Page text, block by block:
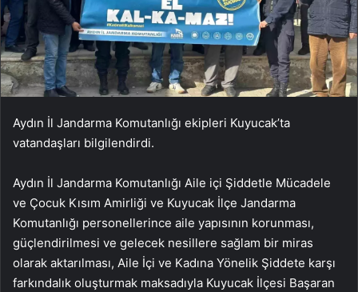
Aydın İl Jandarma Komutanlığı ekipleri Kuyucak’ta
vatandaşları bilgilendirdi.
Aydın İl Jandarma Komutanlığı Aile içi Şiddetle Mücadele
ve Çocuk Kısım Amirliği ve Kuyucak İlçe Jandarma
Komutanlığı personellerince aile yapısının korunması,
güçlendirilmesi ve gelecek nesillere sağlam bir miras
olarak aktarılması, Aile İçi ve Kadına Yönelik Şiddete karşı
farkındalık oluşturmak maksadıyla Kuyucak İlçesi Başaran